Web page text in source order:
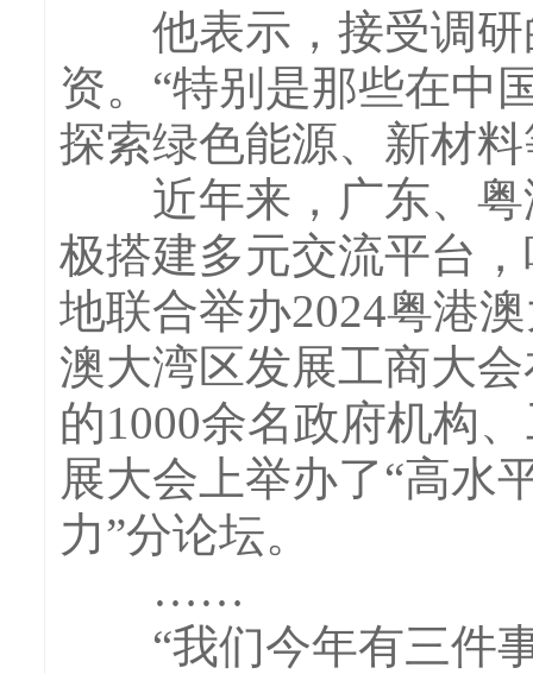
他表示，接受调研
资。“特别是那些在中
探索绿色能源、新材
近年来，广东、粤
极搭建多元交流平台
地联合举办2024粤港
澳大湾区发展工商大
的1000余名政府机构
展大会上举办了“高水
力”分论坛。
……
“我们今年有三件事